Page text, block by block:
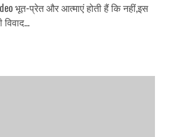
भूत-प्रेत और आत्माएं होती हैं कि नहीं,इस